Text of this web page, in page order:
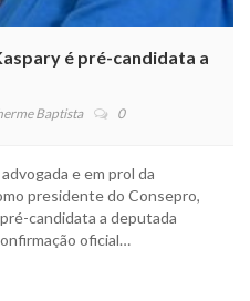
é pré-candidata a
Baptista 0
e em prol da
presidente do Consepro,
candidata a deputada
oficial…